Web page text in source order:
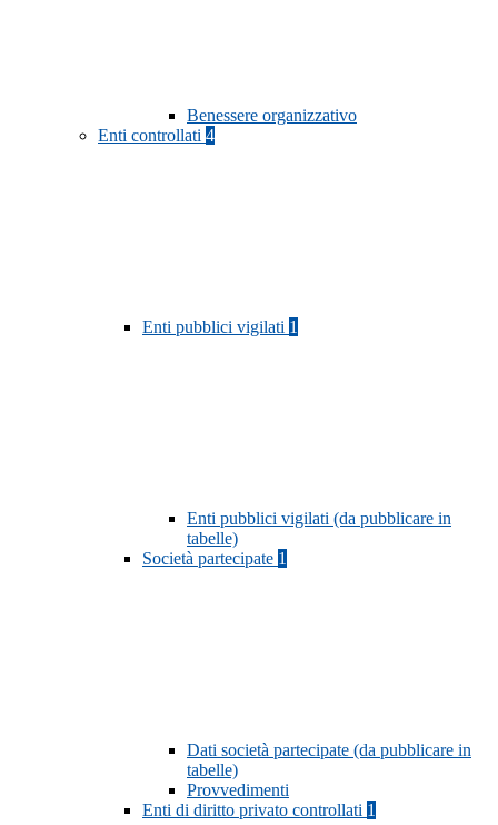
Benessere organizzativo
Enti controllati 4
Enti pubblici vigilati 1
Enti pubblici vigilati (da pubblicare in
tabelle)
Società partecipate 1
Dati società partecipate (da pubblicare in
tabelle)
Provvedimenti
Enti di diritto privato controllati 1